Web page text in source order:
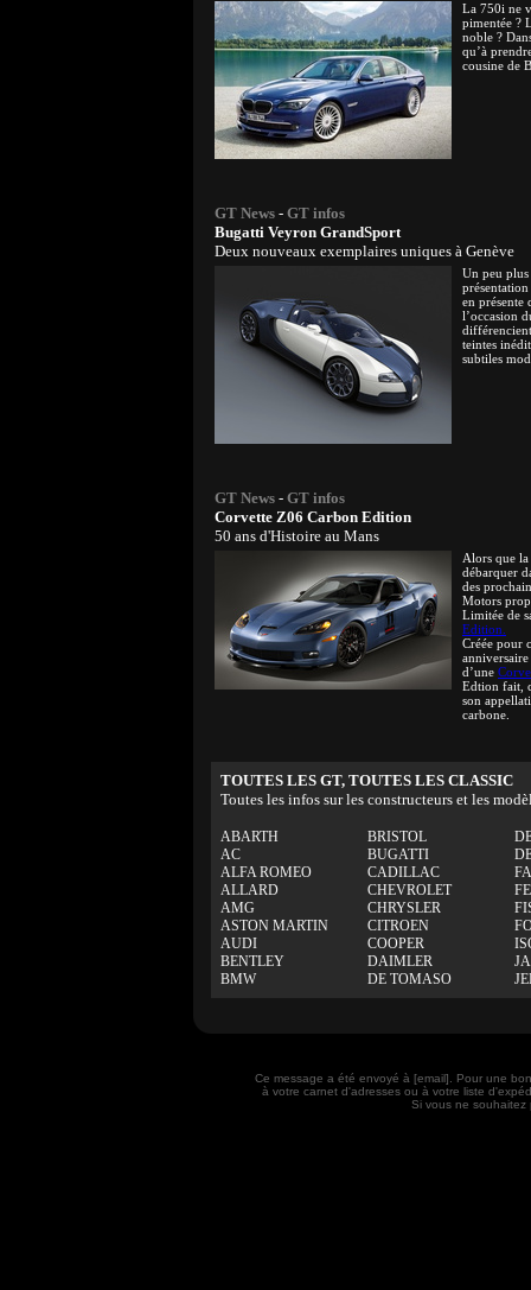
La 750i ne
pimentée ?
noble ?
qu’à
cousine de
GT News - GT infos
Bugatti Veyron GrandSport
Deux nouveaux exemplaires uniques à Genève
Un peu plus
en présente
l’occasion
teintes
subtiles
GT News - GT infos
Corvette Z06 Carbon Edition
50 ans d'Histoire au Mans
Alors que
débarquer
des
Motors
Limitée de
Edition.
Créée pour
d’une
Edtion fait,
son
carbone.
TOUTES LES GT, TOUTES LES CLASSIC
Toutes les infos sur les constructeurs et les
ABARTH
AC
ALFA ROMEO
ALLARD
AMG
ASTON MARTIN
AUDI
BENTLEY
BMW
BRISTOL
BUGATTI
CADILLAC
CHEVROLET
CHRYSLER
CITROEN
COOPER
DAIMLER
DE TOMASO
Ce message a été envoyé à [email]. Pour une
à votre carnet d'adresses ou à votre liste
Si vous ne souhaitez